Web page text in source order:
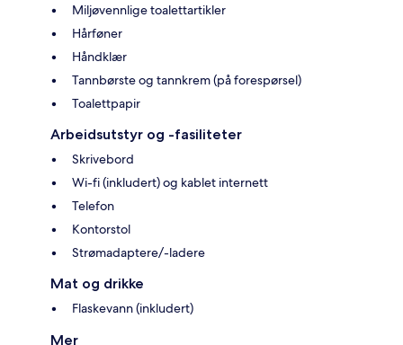
Miljøvennlige toalettartikler
Hårføner
Håndklær
Tannbørste og tannkrem (på forespørsel)
Toalettpapir
Arbeidsutstyr og -fasiliteter
Skrivebord
Wi-fi (inkludert) og kablet internett
Telefon
Kontorstol
Strømadaptere/-ladere
Mat og drikke
Flaskevann (inkludert)
Mer